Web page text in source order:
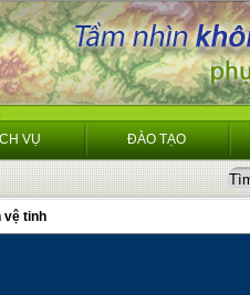
VỤ ĐÀO TẠO
vệ tinh